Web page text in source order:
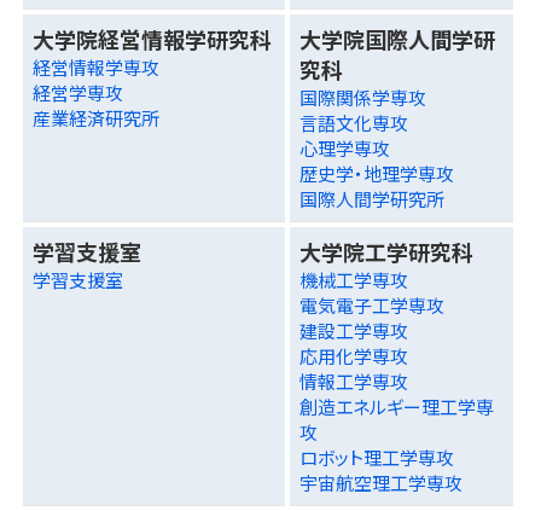
大学院経営情報学研究科
経営情報学専攻
経営学専攻
産業経済研究所
大学院国際人間学研
究科
国際関係学専攻
言語文化専攻
心理学専攻
歴史学・地理学専攻
国際人間学研究所
学習支援室
学習支援室
大学院工学研究科
機械工学専攻
電気電子工学専攻
建設工学専攻
応用化学専攻
情報工学専攻
創造エネルギー理工学専
攻
ロボット理工学専攻
宇宙航空理工学専攻